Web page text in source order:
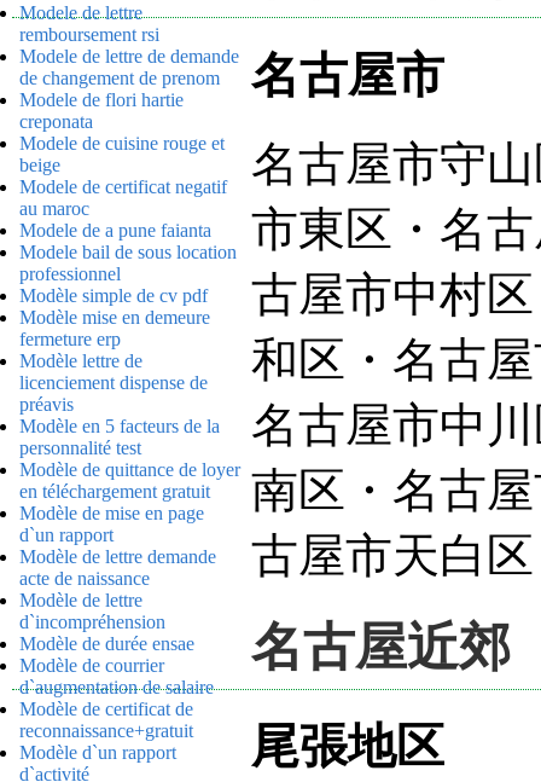
Modele de lettre
remboursement rsi
Modele de lettre de demande
de changement de prenom
Modele de flori hartie
creponata
Modele de cuisine rouge et
beige
Modele de certificat negatif
au maroc
Modele de a pune faianta
Modele bail de sous location
professionnel
Modèle simple de cv pdf
Modèle mise en demeure
fermeture erp
Modèle lettre de
licenciement dispense de
préavis
Modèle en 5 facteurs de la
personnalité test
Modèle de quittance de loyer
en téléchargement gratuit
Modèle de mise en page
d`un rapport
Modèle de lettre demande
acte de naissance
Modèle de lettre
d`incompréhension
Modèle de durée ensae
Modèle de courrier
d`augmentation de salaire
Modèle de certificat de
reconnaissance+gratuit
Modèle d`un rapport
d`activité
名古屋市
名古屋市守
市東区・名
古屋市中村
和区・名古
名古屋市中
南区・名古
古屋市天白区
名古屋近郊
尾張地区